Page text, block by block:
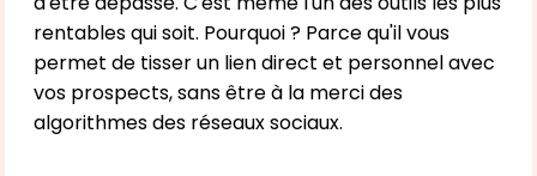
rentables qui soit. Pourquoi ? Parce qu'il vous
permet de tisser un lien direct et personnel avec
vos prospects, sans être à la merci des
algorithmes des réseaux sociaux.